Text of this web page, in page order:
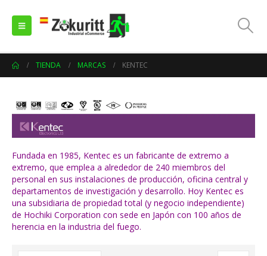
TIENDA MARCAS KENTEC
Fundada en 1985, Kentec es un fabricante de extremo a
extremo, que emplea a alrededor de 240 miembros del
personal en sus instalaciones de producción, oficina central y
departamentos de investigación y desarrollo. Hoy Kentec es
una subsidiaria de propiedad total (y negocio independiente)
de Hochiki Corporation con sede en Japón con 100 años de
herencia en la industria del fuego.